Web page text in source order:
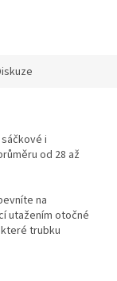
i
od 28 až
na
utažením otočné
trubku